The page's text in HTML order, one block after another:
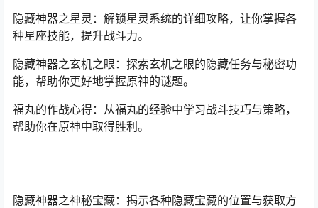
隐藏神器之星灵：解锁星灵系统的详细攻略，让你掌握各
种星座技能，提升战斗力。
隐藏神器之玄机之眼：探索玄机之眼的隐藏任务与秘密功
能，帮助你更好地掌握原神的谜题。
福丸的作战心得：从福丸的经验中学习战斗技巧与策略，
帮助你在原神中取得胜利。
隐藏神器之神秘宝藏：揭示各种隐藏宝藏的位置与获取方